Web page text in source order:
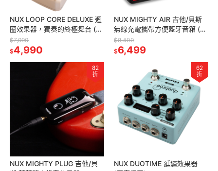
NUX LOOP CORE DELUXE 迴
圈效果器，獨奏的終極舞台 (原
廠保固)
$7,990
$4,990
NUX MIGHTY AIR 吉他/貝斯
無線充電攜帶方便藍牙音箱 (原
廠保固)
$8,400
$6,499
82
折
NUX MIGHTY PLUG 吉他/貝
62
折
NUX DUOTIME 延遲效果器